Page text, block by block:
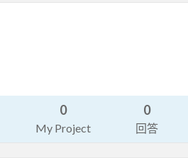
0
My Project
0
回答